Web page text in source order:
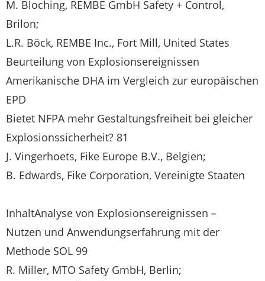
M. Bloching, REMBE GmbH Safety + Control,
Brilon;
L.R. Böck, REMBE Inc., Fort Mill, United States
Beurteilung von Explosionsereignissen
Amerikanische DHA im Vergleich zur europäischen
EPD
Bietet NFPA mehr Gestaltungsfreiheit bei gleicher
Explosionssicherheit? 81
J. Vingerhoets, Fike Europe B.V., Belgien;
B. Edwards, Fike Corporation, Vereinigte Staaten
InhaltAnalyse von Explosionsereignissen –
Nutzen und Anwendungserfahrung mit der
Methode SOL 99
R. Miller, MTO Safety GmbH, Berlin;